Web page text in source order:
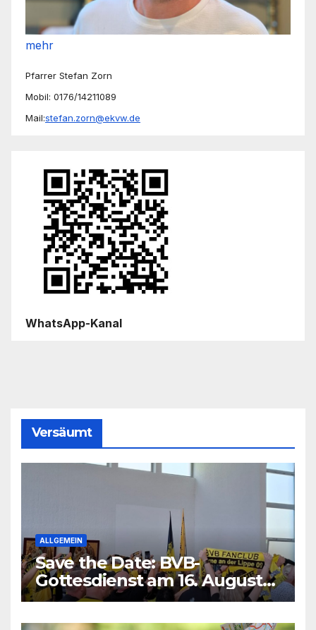
mehr
Pfarrer Stefan Zorn
Mobil: 0176/14211089
Mail:stefan.zorn@ekvw.de
WhatsApp-Kanal
Versäumt
ALLGEMEIN
Save the Date: BVB-
Gottesdienst am 16. August
2026